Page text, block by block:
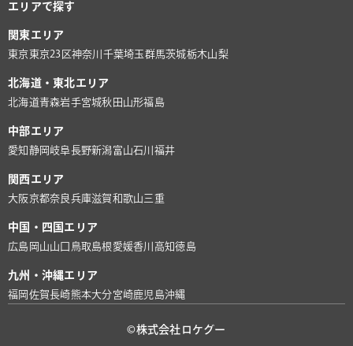
エリアで探す
関東エリア
東京 東京23区神奈川 千葉埼玉群馬茨城栃木山梨
北海道・東北エリア
北海道青森岩手宮城秋田 山形福島
中部エリア
愛知 静岡 岐阜長野新潟富山石川 福井
関西エリア
大阪京都奈良兵庫滋賀和歌山 三重
中国・四国エリア
広島 岡山山口 鳥取島根 愛媛香川 高知徳島
九州・沖縄エリア
福岡 佐賀長崎熊本大分宮崎鹿児島沖縄
©株式会社ロケグー